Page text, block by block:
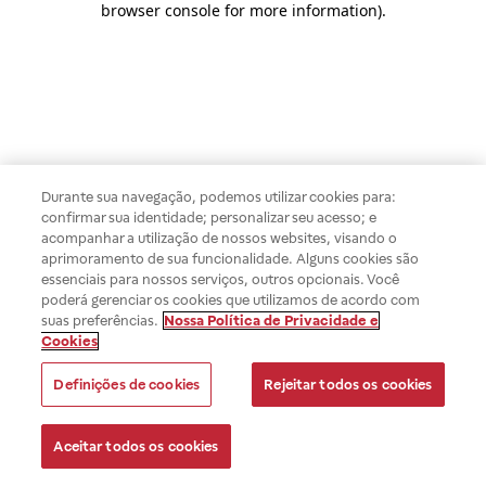
browser console for more information).
Durante sua navegação, podemos utilizar cookies para:
confirmar sua identidade; personalizar seu acesso; e
acompanhar a utilização de nossos websites, visando o
aprimoramento de sua funcionalidade. Alguns cookies são
essenciais para nossos serviços, outros opcionais. Você
poderá gerenciar os cookies que utilizamos de acordo com
suas preferências. Nossa Política de Privacidade e
Cookies
Definições de cookies Rejeitar todos os cookies
Aceitar todos os cookies